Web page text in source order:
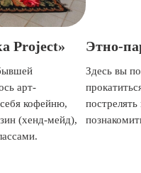
с бытом кочевых народов,
и собачий упряжке,
в юрте,
разных народов.